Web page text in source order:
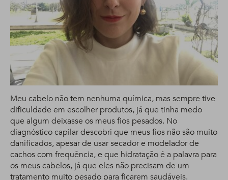
Meu cabelo não tem nenhuma química, mas sempre tive
dificuldade em escolher produtos, já que tinha medo
que algum deixasse os meus fios pesados. No
diagnóstico capilar descobri que meus fios não são muito
danificados, apesar de usar secador e modelador de
cachos com frequência, e que hidratação é a palavra para
os meus cabelos, já que eles não precisam de um
tratamento muito pesado para ficarem saudáveis.